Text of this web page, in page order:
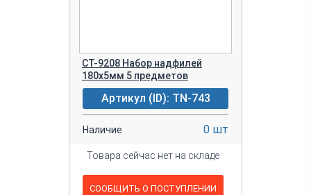
CT-9208 Набор надфилей
180х5мм 5 предметов
Артикул (ID): TN-743
Наличие 0 шт
Товара сейчас нет на складе
СООБЩИТЬ О ПОСТУПЛЕНИИ